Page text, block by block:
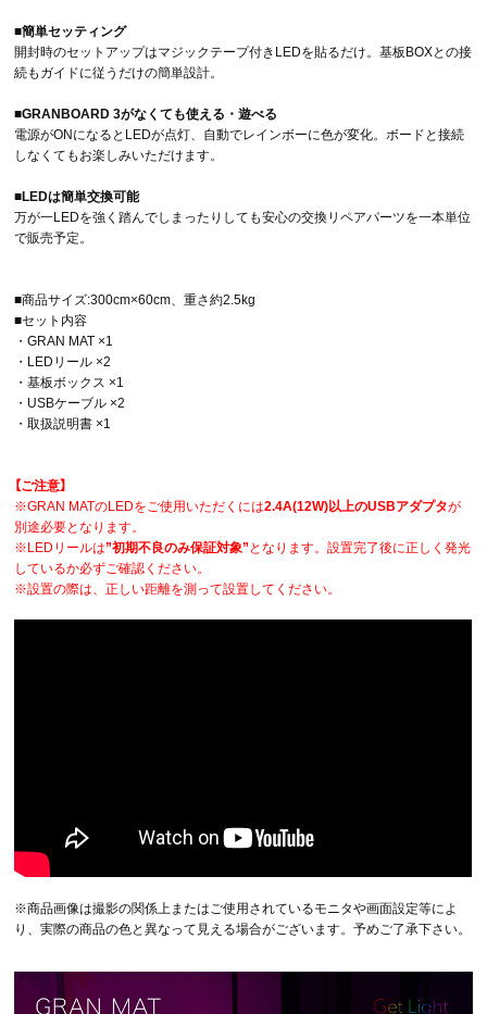
■簡単セッティング
開封時のセットアップはマジックテープ付きLEDを貼るだけ。基板BOXとの接
続もガイドに従うだけの簡単設計。
■GRANBOARD 3がなくても使える・遊べる
電源がONになるとLEDが点灯、自動でレインボーに色が変化。ボードと接続
しなくてもお楽しみいただけます。
■LEDは簡単交換可能
万が一LEDを強く踏んでしまったりしても安心の交換リペアパーツを一本単位
で販売予定。
■商品サイズ:300cm×60cm、重さ約2.5kg
■セット内容
・GRAN MAT ×1
・LEDリール ×2
・基板ボックス ×1
・USBケーブル ×2
・取扱説明書 ×1
【ご注意】
※GRAN MATのLEDをご使用いただくには2.4A(12W)以上のUSBアダプタが
別途必要となります。
※LEDリールは”初期不良のみ保証対象”となります。設置完了後に正しく発光
しているか必ずご確認ください。
※設置の際は、正しい距離を測って設置してください。
※商品画像は撮影の関係上またはご使用されているモニタや画面設定等によ
り、実際の商品の色と異なって見える場合がございます。予めご了承下さい。